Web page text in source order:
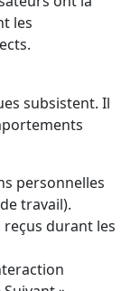
les
subsistent. Il
personnelles
travail).
reçus durant les